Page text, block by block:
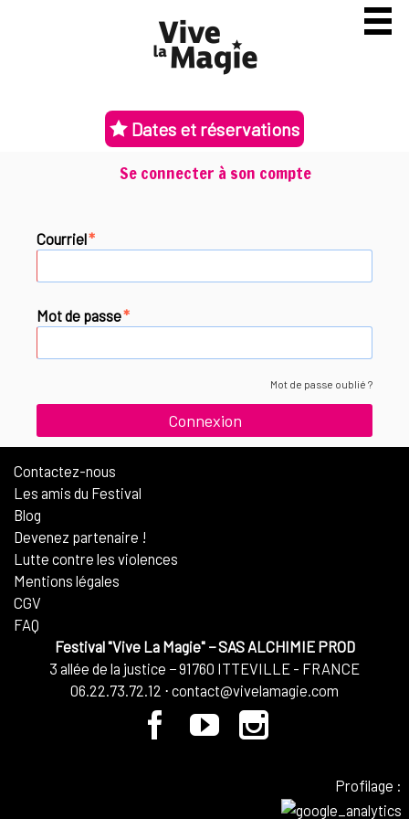
Dates et réservations
Se connecter à son compte
Courriel*
Mot de passe*
Mot de passe oublié ?
Contactez-nous
Les amis du Festival
Blog
Devenez partenaire !
Lutte contre les violences
Mentions légales
CGV
FAQ
Festival "Vive La Magie"−SAS ALCHIMIE PROD
3 allée de la justice −91760 ITTEVILLE - FRANCE
06.22.73.72.12 ⋅ contact@vivelamagie.com
Profilage :